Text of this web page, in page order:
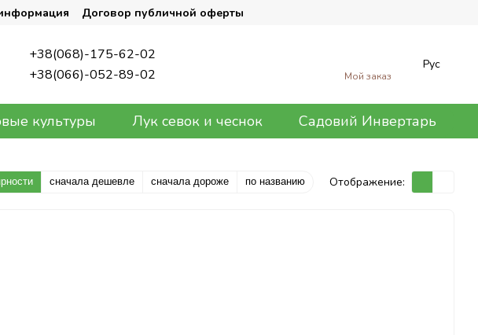
Договор публичной оферты
+38(068)-175-62-02
+38(066)-052-89-02
Мой заказ
Рус
культуры Лук севок и чеснок Садовий Инвертарь
сначала дешевле сначала дороже по названию Отображение: